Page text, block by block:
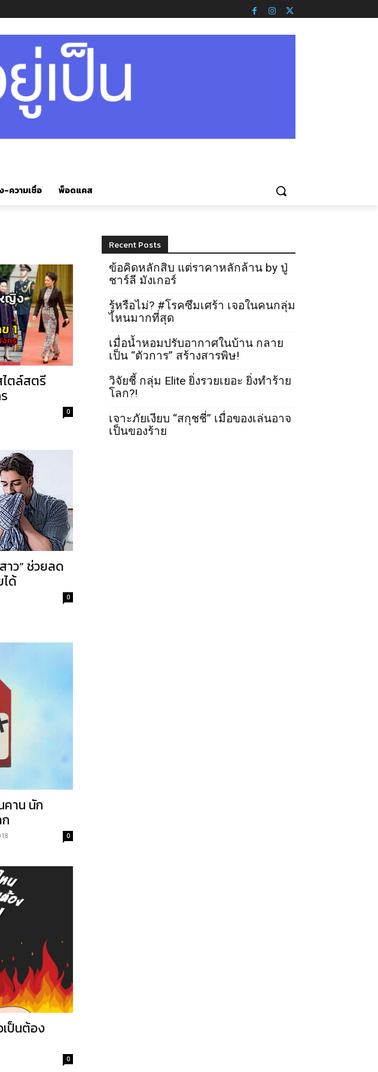
-ความเชื่อ พ็อดแคส
ตล์สตรี
0
าว” ช่วยลด
ด้
0
คาน นัก
0
ป็นต้อง
0
Recent Posts
ข้อคิดหลักสิบ แต่ราคาหลักล้าน by ปู่
ชาร์ลี มังเกอร์
รู้หรือไม่? #โรคซึมเศร้า เจอในคนกลุ่ม
ไหนมากที่สุด
เมื่อน้ำหอมปรับอากาศในบ้าน กลาย
เป็น “ตัวการ” สร้างสารพิษ!
วิจัยชี้ กลุ่ม Elite ยิ่งรวยเยอะ ยิ่งทำร้าย
โลก?!
เจาะภัยเงียบ “สกุชชี่” เมื่อของเล่นอาจ
เป็นของร้าย